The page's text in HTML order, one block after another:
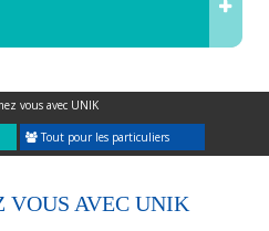
vous avec UNIK
Tout pour les particuliers
VOUS AVEC UNIK